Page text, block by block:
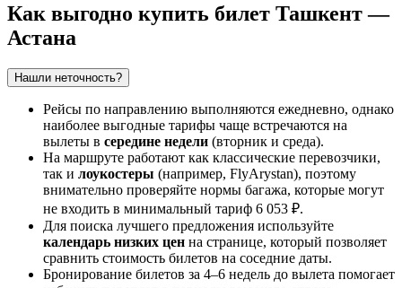
Как выгодно купить билет Ташкент —
Астана
Нашли неточность?
Рейсы по направлению выполняются ежедневно, однако
наиболее выгодные тарифы чаще встречаются на
вылеты в середине недели (вторник и среда).
На маршруте работают как классические перевозчики,
так и лоукостеры (например, FlyArystan), поэтому
внимательно проверяйте нормы багажа, которые могут
не входить в минимальный тариф 6 053 ₽.
Для поиска лучшего предложения используйте
календарь низких цен на странице, который позволяет
сравнить стоимость билетов на соседние даты.
Бронирование билетов за 4–6 недель до вылета помогает